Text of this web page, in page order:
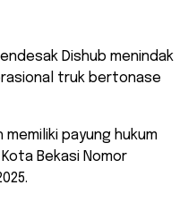
Dishub menindak
truk bertonase
payung hukum
Bekasi Nomor